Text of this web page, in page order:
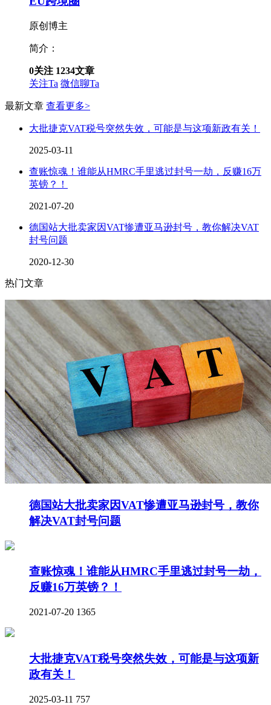
原创博主
简介：
0关注 1234文章
关注Ta 微信聊Ta
最新文章 查看更多>
大批捷克VAT税号突然失效，可能是与这项新政有关！
2025-03-11
查账惊魂！谁能从HMRC手里逃过封号一劫，反赚16万
英镑？！
2021-07-20
德国站大批卖家因VAT惨遭亚马逊封号，教你解决VAT
封号问题
2020-12-30
热门文章
德国站大批卖家因VAT惨遭亚马逊封号，教你
解决VAT封号问题
查账惊魂！谁能从HMRC手里逃过封号一劫，
反赚16万英镑？！
2021-07-20 1365
大批捷克VAT税号突然失效，可能是与这项新
政有关！
2025-03-11 757